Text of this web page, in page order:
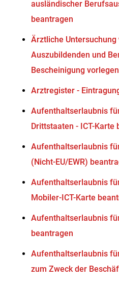
ausländischer
beantragen
Ärztliche
Auszubildenden und
Bescheinigung
Arztregister -
Aufenthaltserlaubnis
Drittstaaten - ICT-Karte
Aufenthaltserlaubnis
(Nicht-EU/EWR)
Aufenthaltserlaubnis
Mobiler-ICT-Karte
Aufenthaltserlaubnis
beantragen
Aufenthaltserlaubnis
zum Zweck der